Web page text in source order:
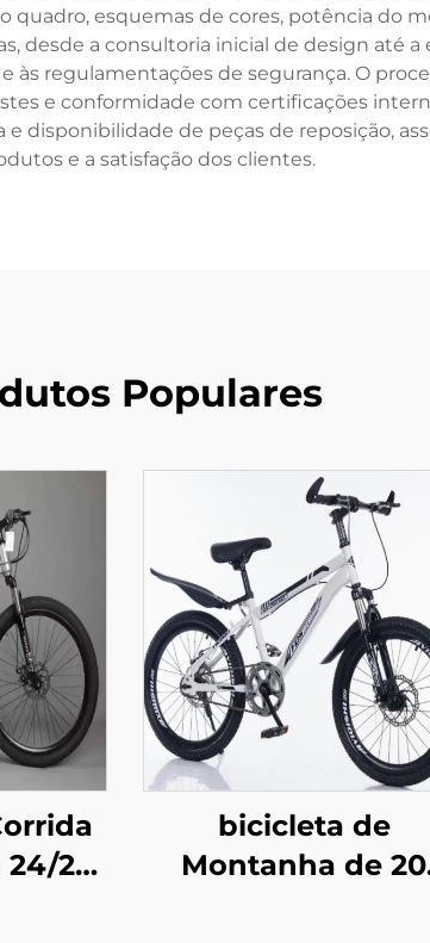
esquemas de cores, potência do
desde a consultoria inicial de design até
regulamentações de segurança. O
e conformidade com certificações
disponibilidade de peças de reposição,
e a satisfação dos clientes.
Populares
26
bicicleta de
Montanha de 20